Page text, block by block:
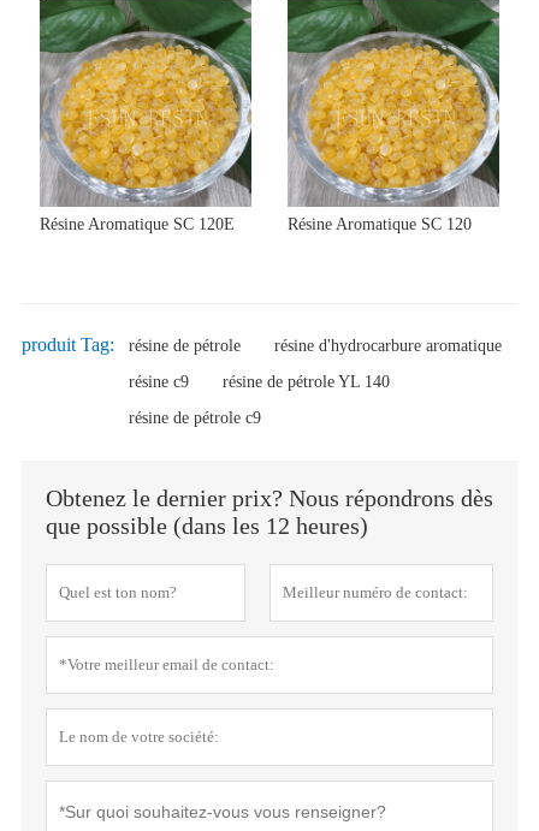
Résine Aromatique SC 120E Résine Aromatique SC 120
produit Tag: résine de pétrole
résine d'hydrocarbure aromatique
résine c9
résine de pétrole YL 140
résine de pétrole c9
Obtenez le dernier prix? Nous répondrons dès
que possible (dans les 12 heures)